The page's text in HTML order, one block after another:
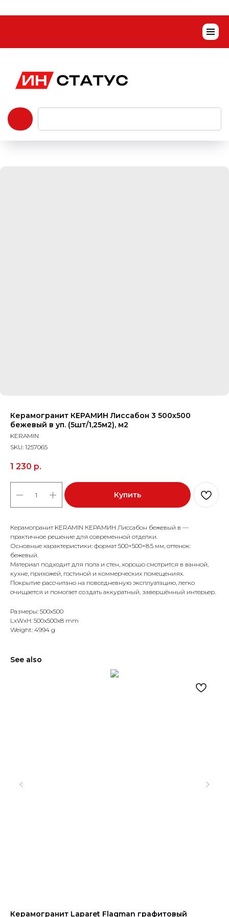
Керамогранит КЕРАМИН Лиссабон 3 500х500
бежевый в уп. (5шт/1,25м2), м2
KERAMIN
SKU: 1257065
1 230 р.
Купить
Керамогранит KERAMIN КЕРАМИН Лиссабон бежевый в —
практичное решение для современной отделки.
Основные характеристики: формат 500×500×8.5 мм, оттенок:
бежевый.
Материал подходит для пола и стен, хорошо смотрится в ванной,
кухне, прихожей, гостиной и коммерческих помещениях.
Покрытие рассчитано на повседневную эксплуатацию, легко
очищается и помогает создать аккуратный, завершённый интерьер.
Размеры: 500x500
LxWxH: 500x500x8 mm
Weight: 4994 g
See also
Керамогранит Laparet Flagman графитовый